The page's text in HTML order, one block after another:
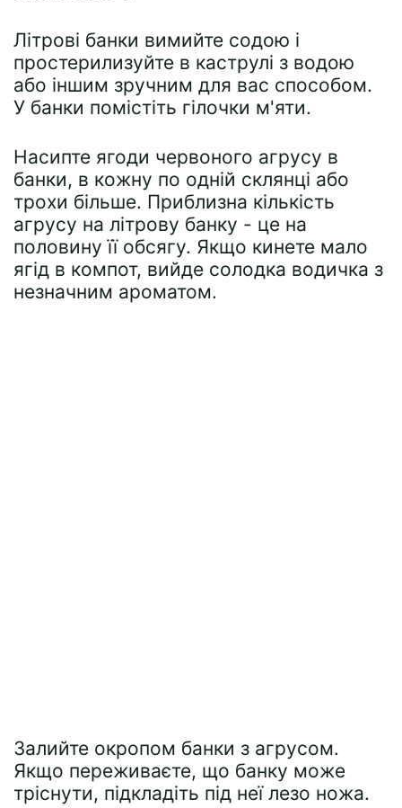
Літрові банки вимийте содою і
простерилизуйте в каструлі з водою
або іншим зручним для вас способом.
У банки помістіть гілочки м'яти.
Насипте ягоди червоного агрусу в
банки, в кожну по одній склянці або
трохи більше. Приблизна кількість
агрусу на літрову банку - це на
половину її обсягу. Якщо кинете мало
ягід в компот, вийде солодка водичка з
незначним ароматом.
Залийте окропом банки з агрусом.
Якщо переживаєте, що банку може
тріснути, підкладіть під неї лезо ножа.